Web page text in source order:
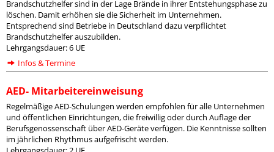
Brandschutzhelfer sind in der Lage Brände in ihrer Entstehungsphase zu
löschen. Damit erhöhen sie die Sicherheit im Unternehmen.
Entsprechend sind Betriebe in Deutschland dazu verpflichtet
Brandschutzhelfer auszubilden.
Lehrgangsdauer: 6 UE
Infos & Termine
AED- Mitarbeitereinweisung
Regelmäßige AED-Schulungen werden empfohlen für alle Unternehmen
und öffentlichen Einrichtungen, die freiwillig oder durch Auflage der
Berufsgenossenschaft über AED-Geräte verfügen. Die Kenntnisse sollten
im jährlichen Rhythmus aufgefrischt werden.